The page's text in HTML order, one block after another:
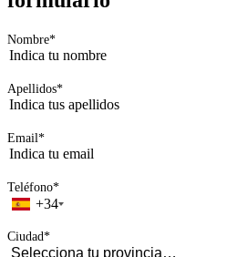
Nombre*
Apellidos*
Email*
Teléfono*
+34
Ciudad*